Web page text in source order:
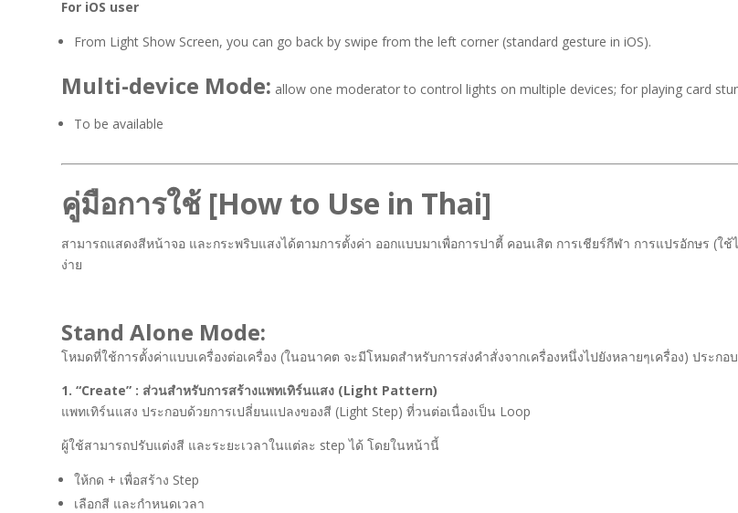
For iOS user
From Light Show Screen, you can go back by swipe from the left corner (standard gesture in iOS).
Multi-device Mode: allow one moderator to control lights on multiple devices; for playing card
To be available
คู่มือการใช้ [How to Use in Thai]
สามารถแสดงสีหน้าจอ และกระพริบแสงได้ตามการตั้งค่า ออกแบบมาเพื่อการปาตี้ คอนเสิต การเชียร์กีฬา การแปรอักษร (
ง่าย
Stand Alone Mode:
โหมดที่ใช้การตั้งค่าแบบเครื่องต่อเครื่อง (ในอนาคต จะมีโหมดสำหรับการส่งคำสั่งจากเครื่องหนึ่งไปยังหลายๆเครื่อง) ประก
1. “Create” : ส่วนสำหรับการสร้างแพทเทิร์นแสง (Light Pattern)
แพทเทิร์นแสง ประกอบด้วยการเปลี่ยนแปลงของสี (Light Step) ที่วนต่อเนื่องเป็น Loop
ผู้ใช้สามารถปรับแต่งสี และระยะเวลาในแต่ละ step ได้ โดยในหน้านี้
ให้กด + เพื่อสร้าง Step
เลือกสี และกำหนดเวลา